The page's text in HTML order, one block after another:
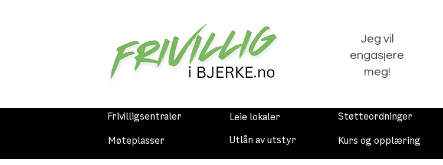
Jeg vil
engasjere
meg!
Frivilligsentraler
Møteplasser
Leie lokaler
Utlån av utstyr
Støtteordninger
Kurs og opplæring